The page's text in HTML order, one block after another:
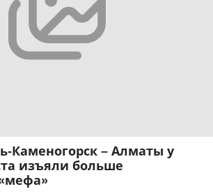
Каменогорск – Алматы у
изъяли больше